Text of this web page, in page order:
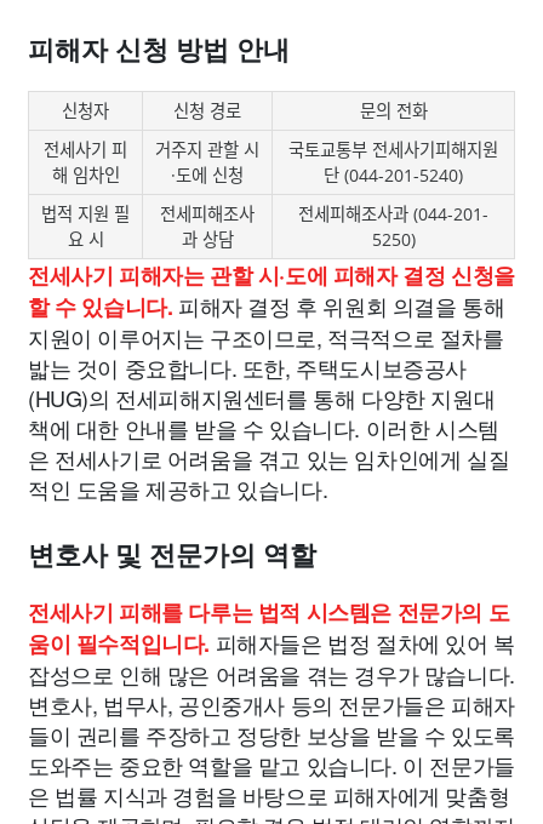
피해자 신청 방법 안내
신청자 신청 경로
문의 전화
전세사기 피
해 임차인
거주지 관할 시
·도에 신청
국토교통부 전세사기피해지원
단 (044-201-5240)
법적 지원 필
요 시
전세피해조사
과 상담
전세피해조사과 (044-201-
5250)
전세사기 피해자는 관할 시·도에 피해자 결정 신청을
할 수 있습니다. 피해자 결정 후 위원회 의결을 통해
지원이 이루어지는 구조이므로, 적극적으로 절차를
밟는 것이 중요합니다. 또한, 주택도시보증공사
(HUG)의 전세피해지원센터를 통해 다양한 지원대
책에 대한 안내를 받을 수 있습니다. 이러한 시스템
은 전세사기로 어려움을 겪고 있는 임차인에게 실질
적인 도움을 제공하고 있습니다.
변호사 및 전문가의 역할
전세사기 피해를 다루는 법적 시스템은 전문가의 도
움이 필수적입니다. 피해자들은 법정 절차에 있어 복
잡성으로 인해 많은 어려움을 겪는 경우가 많습니다.
변호사, 법무사, 공인중개사 등의 전문가들은 피해자
들이 권리를 주장하고 정당한 보상을 받을 수 있도록
도와주는 중요한 역할을 맡고 있습니다. 이 전문가들
은 법률 지식과 경험을 바탕으로 피해자에게 맞춤형